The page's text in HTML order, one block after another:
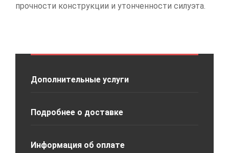
прочности конструкции и утонченности силуэта.
Дополнительные услуги
Подробнее о доставке
Информация об оплате